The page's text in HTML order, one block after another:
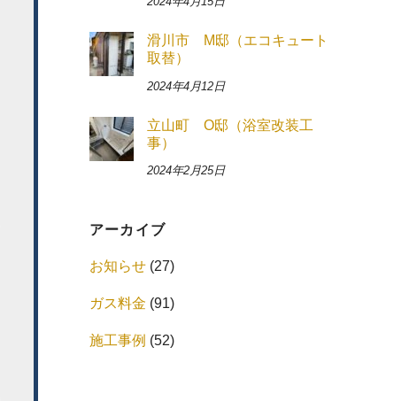
滑川市 M邸（エコキュート
取替）
2024年4月12日
立山町 O邸（浴室改装工
事）
2024年2月25日
アーカイブ
お知らせ(27)
ガス料金 (91)
施工事例 (52)